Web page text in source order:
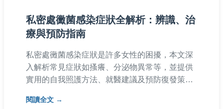
私密處黴菌感染症狀全解析：辨識、治
療與預防指南
私密處黴菌感染症狀是許多女性的困擾，本文深
入解析常見症狀如搔癢、分泌物異常等，並提供
實用的自我照護方法、就醫建議及預防復發策
您維護私密處健康。
閱讀全文